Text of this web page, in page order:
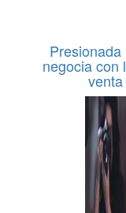
negocia con